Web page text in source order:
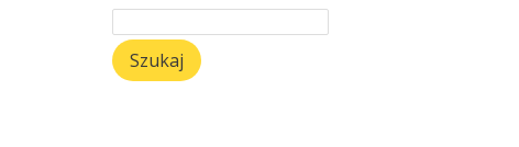
Szukaj